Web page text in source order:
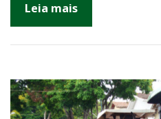
2
0
1
Leia mais